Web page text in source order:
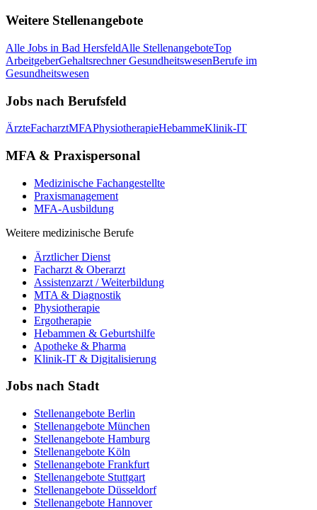
Weitere Stellenangebote
Alle Jobs in Bad HersfeldAlle StellenangeboteTop
ArbeitgeberGehaltsrechner GesundheitswesenBerufe im
Gesundheitswesen
Jobs nach Berufsfeld
ÄrzteFacharztMFAPhysiotherapieHebammeKlinik-IT
MFA & Praxispersonal
Medizinische Fachangestellte
Praxismanagement
MFA-Ausbildung
Weitere medizinische Berufe
Ärztlicher Dienst
Facharzt & Oberarzt
Assistenzarzt / Weiterbildung
MTA & Diagnostik
Physiotherapie
Ergotherapie
Hebammen & Geburtshilfe
Apotheke & Pharma
Klinik-IT & Digitalisierung
Jobs nach Stadt
Stellenangebote Berlin
Stellenangebote München
Stellenangebote Hamburg
Stellenangebote Köln
Stellenangebote Frankfurt
Stellenangebote Stuttgart
Stellenangebote Düsseldorf
Stellenangebote Hannover